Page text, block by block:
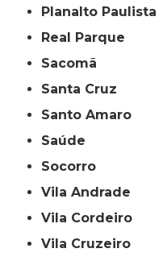
Planalto Paulista
Real Parque
Sacomã
Santa Cruz
Santo Amaro
Saúde
Socorro
Vila Andrade
Vila Cordeiro
Vila Cruzeiro